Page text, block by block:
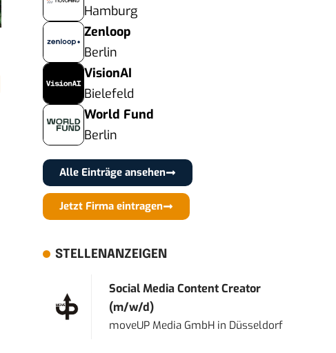
Hamburg
Zenloop
Berlin
VisionAI
Bielefeld
World Fund
Berlin
Alle Einträge ansehen
Jetzt Firma eintragen
STELLENANZEIGEN
Social Media Content Creator
(m/w/d)
moveUP Media GmbH in Düsseldorf